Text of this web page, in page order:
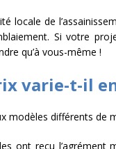
locale de
Si votre
qu’à vous-même !
varie-t-il
modèles différents de
ont reçu l’agrément